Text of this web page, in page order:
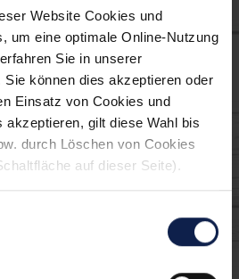
Website Cookies und
um eine optimale Online-Nutzung
Sie in unserer
können dies akzeptieren oder
Einsatz von Cookies und
akzeptieren, gilt diese Wahl bis
durch Löschen von Cookies
auf dieser Seite).
MILRAM